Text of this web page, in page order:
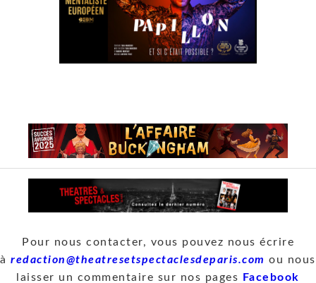
Pour nous contacter, vous pouvez nous écrire
àredaction@theatresetspectaclesdeparis.com ou nous
laisser un commentaire sur nos pages
Facebook